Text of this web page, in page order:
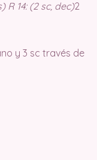
R 14: (2 sc, dec)2
y 3 sc través de